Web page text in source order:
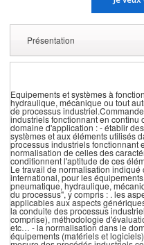
Présentation
Equipements et systèmes à
hydraulique, mécanique ou tout
de processus
industriels fonctionnant en continu
domaine d'application : - établir
systèmes et aux éléments utilisés
processus industriels fonctionnant
normalisation de celles des
conditionnent l'aptitude de ces
Le travail de normalisation indiqué
international, pour les
pneumatique, hydraulique,
du processus", y compris : . les
applicables aux aspects
la conduite des processus
comprise), méthodologie
etc… - la normalisation dans le
équipements (matériels et